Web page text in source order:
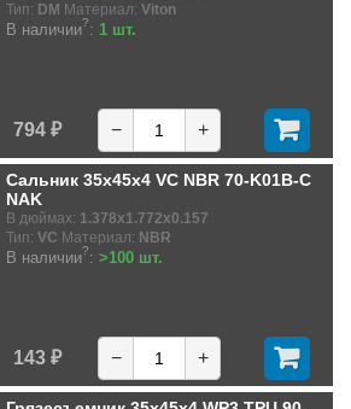
Тип: DM Материал: Viton
В наличии?: 1 шт.
794 ₽ − +
Сальник 35x45x4 VC NBR 70-K01B-C
NAK
В дюймах: 1.378x1.772x0.157
Тип: VC Материал: NBR
В наличии?: >100 шт.
143 ₽ − +